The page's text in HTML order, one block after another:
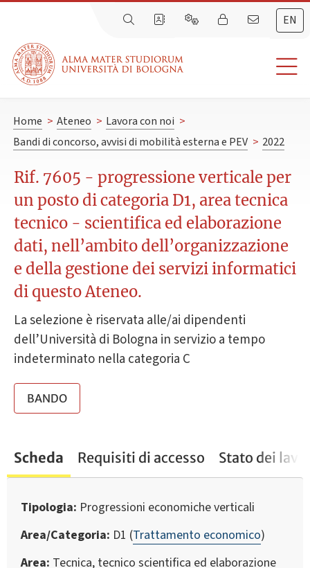
EN
Home > Ateneo > Lavora con noi >
Bandi di concorso, avvisi di mobilità esterna e PEV > 2022
Rif. 7605 - progressione verticale per
un posto di categoria D1, area tecnica
tecnico - scientifica ed elaborazione
dati, nell’ambito dell’organizzazione
e della gestione dei servizi informatici
di questo Ateneo.
La selezione è riservata alle/ai dipendenti
dell’Università di Bologna in servizio a tempo
indeterminato nella categoria C
BANDO
Scheda Requisiti di accesso Stato dei
Tipologia Progressioni economiche verticali
Area/Categoria D1 (Trattamento economico)
Area Tecnica, tecnico scientifica ed elaborazione